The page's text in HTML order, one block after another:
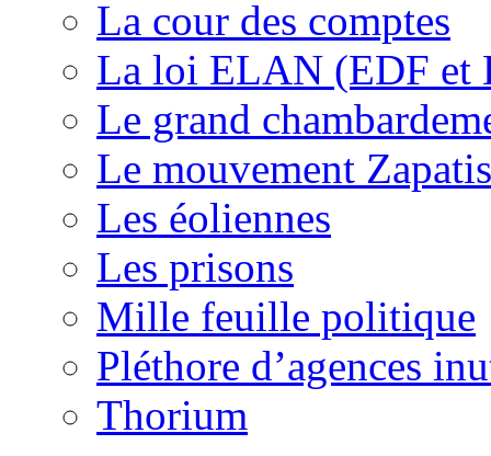
La cour des comptes
La loi ELAN (EDF et
Le grand
Le mouvement
Les éoliennes
Les prisons
Mille feuille politique
Pléthore d’agences
Thorium